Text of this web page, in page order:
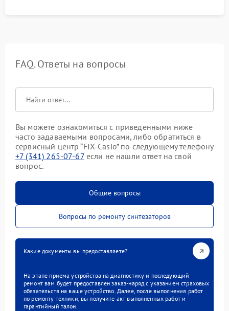
FAQ. Ответы на вопросы
Вы можете ознакомиться с приведенными ниже
часто задаваемыми вопросами, либо обратиться в
сервисный центр “FIX-Casio” по следующему телефону
+7 (341) 265-07-67если не нашли ответ на свой
вопрос.
Общие вопросы
Вопросы по ремонту синтезаторов
Какие документы вы предоставляете?
На этапе приема устройства на диагностику и последующий
ремонт вам будет предоставлен заказ-наряд с указанием страховых
обязательств на ваше устройство. Далее, после выполнения работ
по ремонту техники, вы получите акт выполненных работ и
гарантийный талон.